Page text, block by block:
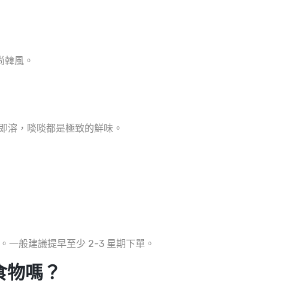
風。
溶，啖啖都是極致的鮮味。
一般建議提早至少 2-3 星期下單。
嗎？